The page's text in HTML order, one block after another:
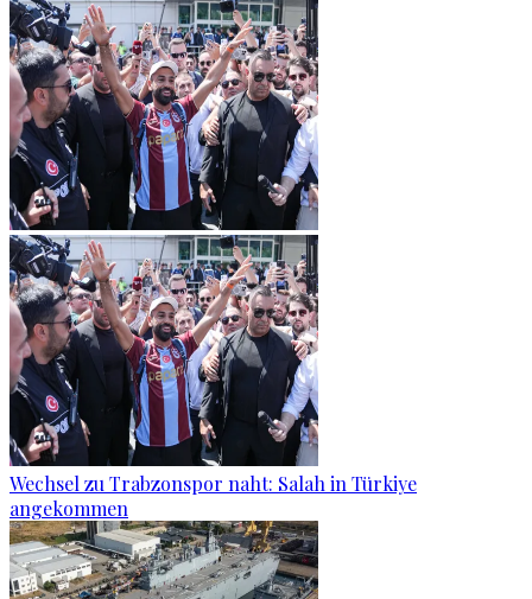
Wechsel zu Trabzonspor naht: Salah in Türkiye
angekommen